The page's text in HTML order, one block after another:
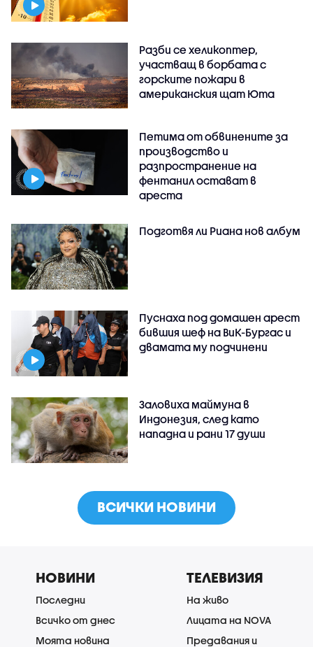
Разби се хеликоптер,
участващ в борбата с
горските пожари в
американския щат Юта
Петима от обвинените за
производство и
разпространение на
фентанил остават в
ареста
Подготвя ли Риана нов албум
Пуснаха под домашен арест
бившия шеф на ВиК-Бургас и
двамата му подчинени
Заловиха маймуна в
Индонезия, след като
нападна и рани 17 души
ВСИЧКИ НОВИНИ
НОВИНИ
Последни
Всичко от днес
Моята новина
ТЕЛЕВИЗИЯ
На живо
Лицата на NOVA
Предавания и